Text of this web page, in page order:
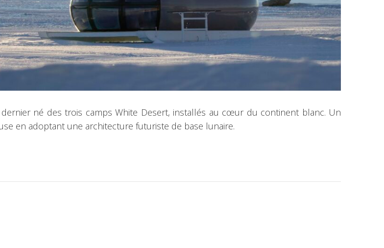
né des trois camps White Desert, installés au cœur du continent blanc. Un
en adoptant une architecture futuriste de base lunaire.